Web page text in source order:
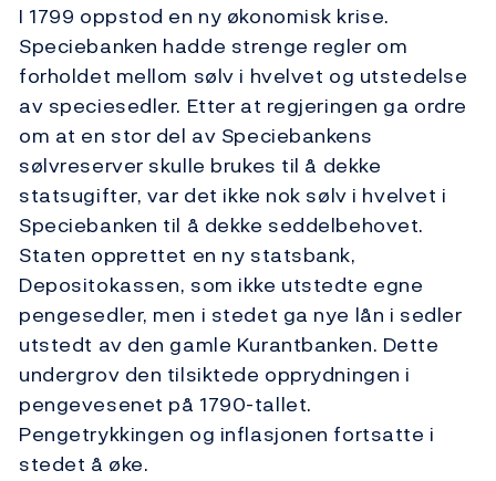
I 1799 oppstod en ny økonomisk krise.
Speciebanken hadde strenge regler om
forholdet mellom sølv i hvelvet og utstedelse
av speciesedler. Etter at regjeringen ga ordre
om at en stor del av Speciebankens
sølvreserver skulle brukes til å dekke
statsugifter, var det ikke nok sølv i hvelvet i
Speciebanken til å dekke seddelbehovet.
Staten opprettet en ny statsbank,
Depositokassen, som ikke utstedte egne
pengesedler, men i stedet ga nye lån i sedler
utstedt av den gamle Kurantbanken. Dette
undergrov den tilsiktede opprydningen i
pengevesenet på 1790-tallet.
Pengetrykkingen og inflasjonen fortsatte i
stedet å øke.